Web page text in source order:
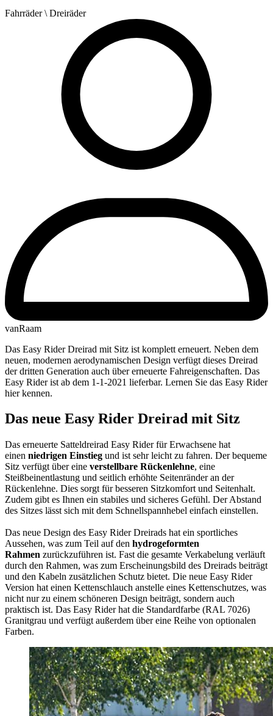
Fahrräder\ Dreiräder
vanRaam
Das Easy Rider Dreirad mit Sitz ist komplett erneuert. Neben dem
neuen, modernen aerodynamischen Design verfügt dieses Dreirad
der dritten Generation auch über erneuerte Fahreigenschaften. Das
Easy Rider ist ab dem 1-1-2021 lieferbar. Lernen Sie das Easy Rider
hier kennen.
Das neue Easy Rider Dreirad mit Sitz
Das erneuerte Satteldreirad Easy Rider für Erwachsene hat
einen niedrigen Einstieg und ist sehr leicht zu fahren. Der bequeme
Sitz verfügt über eine verstellbare Rückenlehne, eine
Steißbeinentlastung und seitlich erhöhte Seitenränder an der
Rückenlehne. Dies sorgt für besseren Sitzkomfort und Seitenhalt.
Zudem gibt es Ihnen ein stabiles und sicheres Gefühl. Der Abstand
des Sitzes lässt sich mit dem Schnellspannhebel einfach einstellen.
Das neue Design des Easy Rider Dreirads hat ein sportliches
Aussehen, was zum Teil auf den hydrogeformten
Rahmen zurückzuführen ist. Fast die gesamte Verkabelung verläuft
durch den Rahmen, was zum Erscheinungsbild des Dreirads beiträgt
und den Kabeln zusätzlichen Schutz bietet. Die neue Easy Rider
Version hat einen Kettenschlauch anstelle eines Kettenschutzes, was
nicht nur zu einem schöneren Design beiträgt, sondern auch
praktisch ist. Das Easy Rider hat die Standardfarbe (RAL 7026)
Granitgrau und verfügt außerdem über eine Reihe von optionalen
Farben.